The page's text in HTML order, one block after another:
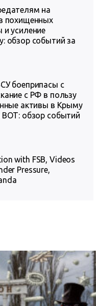
на
похищенных
усиление
обзор событий за
боеприпасы с
с РФ в пользу
активы в Крыму
обзор событий
with FSB, Videos
Pressure,